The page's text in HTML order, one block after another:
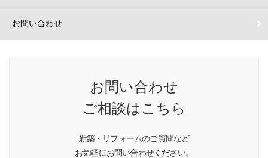
お問い合わせ
お問い合わせ
ご相談はこちら
新築・リフォームのご質問など
お気軽にお問い合わせください。